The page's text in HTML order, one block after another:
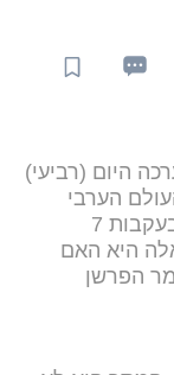
היום (רביעי)
הערבי
התומכים בקידום השלום עם ישראל. "בעקבות 7
היא האם
הפרשן